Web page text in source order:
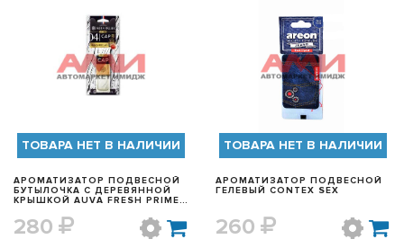
БЫСТРЫЙ ПРОСМОТР
ТОВАРА НЕТ В НАЛИЧИИ
АРОМАТИЗАТОР ПОДВЕСНОЙ
БУТЫЛОЧКА С ДЕРЕВЯННОЙ
КРЫШКОЙ AUVA FRESH PRIME
280
БЫСТРЫЙ ПРОСМОТР
ТОВАРА НЕТ В НАЛИЧИИ
АРОМАТИЗАТОР ПОДВЕСНОЙ
ГЕЛЕВЫЙ CONTEX SEX
260